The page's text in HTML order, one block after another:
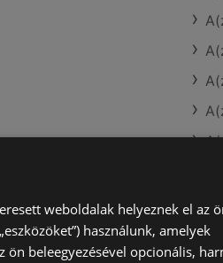
weboldalak helyeznek el az
használunk, amelyek
ön beleegyezésével opcionális,